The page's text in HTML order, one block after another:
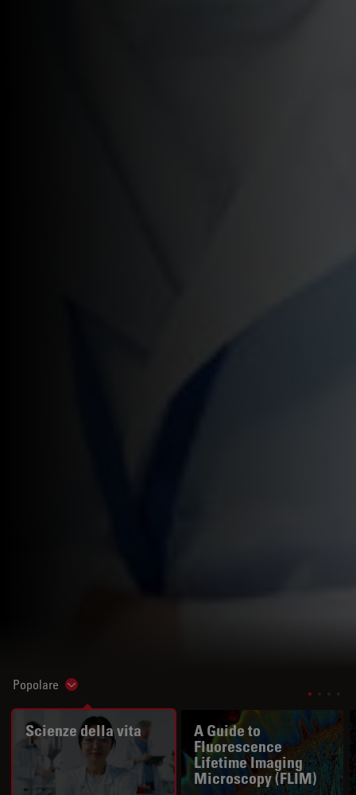
Popolare Show subnavigation
Scienze della vita
A Guide to
Fluorescence
Lifetime Imaging
Microscopy (FLIM)